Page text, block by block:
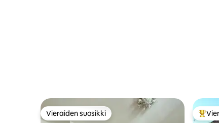
Vieraiden suosikki
Vieraiden suosikki